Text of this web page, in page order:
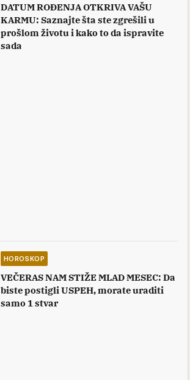
DATUM ROĐENJA OTKRIVA VAŠU
KARMU: Saznajte šta ste zgrešili u
prošlom životu i kako to da ispravite
sada
HOROSKOP
VEČERAS NAM STIŽE MLAD MESEC: Da
biste postigli USPEH, morate uraditi
samo 1 stvar